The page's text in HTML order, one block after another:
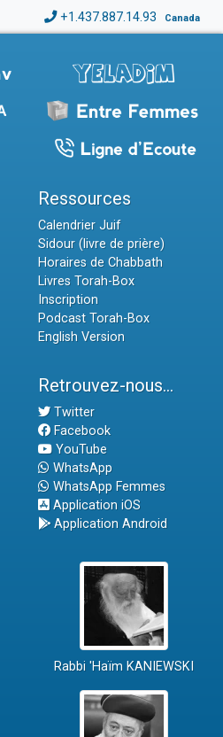
+1.437.887.14.93 Canada
Ressources
Calendrier Juif
Sidour (livre de prière)
Horaires de Chabbath
Livres Torah-Box
Inscription
Podcast Torah-Box
English Version
Retrouvez-nous...
Twitter
Facebook
YouTube
WhatsApp
WhatsApp Femmes
Application iOS
Application Android
Rabbi 'Haïm KANIEWSKI